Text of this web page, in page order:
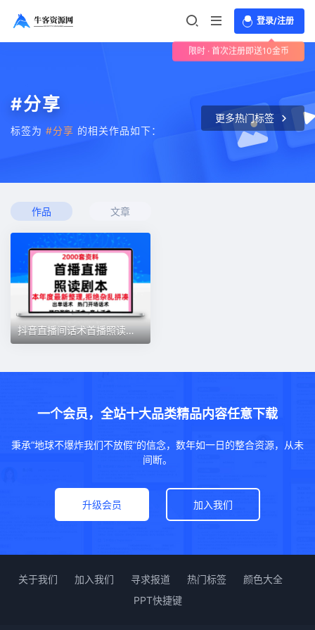
登录/注册
限时 · 首次注册即送10金币
#分享
标签为 #分享 的相关作品如下：
更多热门标签
作品 文章
抖音直播间话术首播照读剧本新人主播卖货留人经验分享文案稿大全
一个会员，全站十大品类精品内容任意下载
秉承“地球不爆炸我们不放假”的信念，数年如一日的整合资源，从未
间断。
升级会员 加入我们
关于我们 加入我们 寻求报道 热门标签
颜色大全
PPT快捷键